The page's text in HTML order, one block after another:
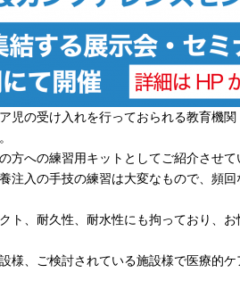
児の受け入れを行っておられる教育機
方への練習用キットとしてご紹介させて
注入の手技の練習は大変なもので、頻
ト、耐久性、耐水性にも拘っており、
様、ご検討されている施設様で医療的